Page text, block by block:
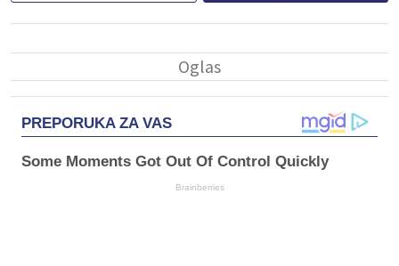
PREPORUKA ZA VAS
Some Moments Got Out Of Control Quickly
Brainberries